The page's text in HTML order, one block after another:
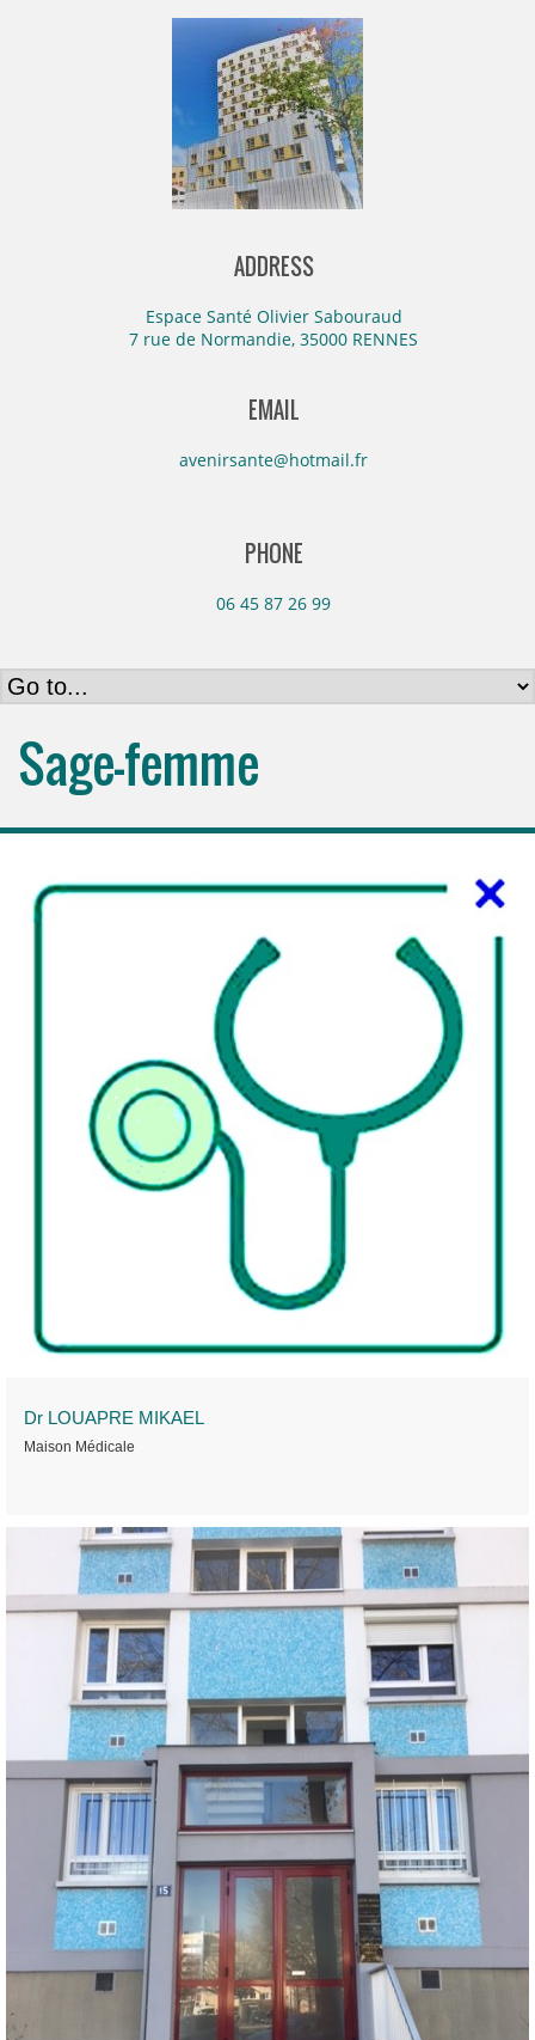
ADDRESS
Espace Santé Olivier Sabouraud
7 rue de Normandie, 35000 RENNES
EMAIL
avenirsante@hotmail.fr
PHONE
06 45 87 26 99
Sage-femme
Dr LOUAPRE MIKAEL
Maison Médicale